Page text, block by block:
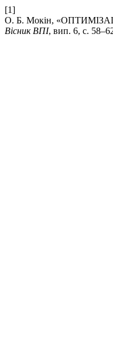
[1]
О. Б. Мокін,
Вісник ВПІ, вип. 6, с.